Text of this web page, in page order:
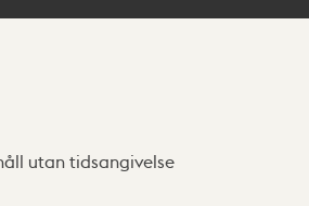
utan tidsangivelse